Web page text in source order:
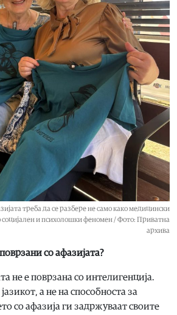
треба да се разбере не само како медицински
социјален и психолошки феномен / Фото: Приватна
архива
со афазијата?
не е поврзана со интелигенција.
а не на способноста за
со афазија ги задржуваат своите